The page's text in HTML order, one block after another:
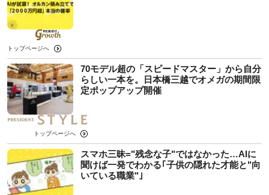
トップページへ
70モデル超の「スピードマスター」から自分
らしい一本を。日本橋三越でオメガの期間限
定ポップアップ開催
トップページへ
スマホ三昧="残念な子"ではなかった…AIに
聞けば一発でわかる｢子供の隠れた才能と"向
いている職業"｣